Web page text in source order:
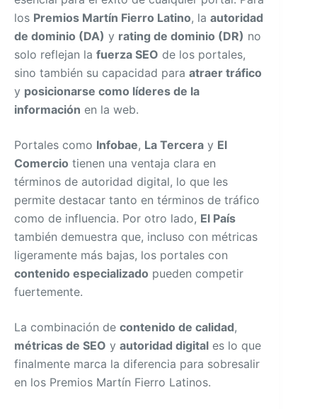
los Premios Martín Fierro Latino, la autoridad
de dominio (DA) y rating de dominio (DR) no
solo reflejan la fuerza SEO de los portales,
sino también su capacidad para atraer tráfico
y posicionarse como líderes de la
información en la web.
Portales como Infobae, La Tercera y El
Comercio tienen una ventaja clara en
términos de autoridad digital, lo que les
permite destacar tanto en términos de tráfico
como de influencia. Por otro lado, El País
también demuestra que, incluso con métricas
ligeramente más bajas, los portales con
contenido especializado pueden competir
fuertemente.
La combinación de contenido de calidad,
métricas de SEO y autoridad digital es lo que
finalmente marca la diferencia para sobresalir
en los Premios Martín Fierro Latinos.